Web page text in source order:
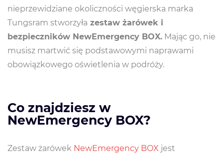
nieprzewidziane okoliczności węgierska marka
Tungsram stworzyła zestaw żarówek i
bezpieczników NewEmergency BOX. Mając go, nie
musisz martwić się podstawowymi naprawami
obowiązkowego oświetlenia w podróży.
Co znajdziesz w
NewEmergency BOX?
Zestaw żarówek NewEmergency BOX jest